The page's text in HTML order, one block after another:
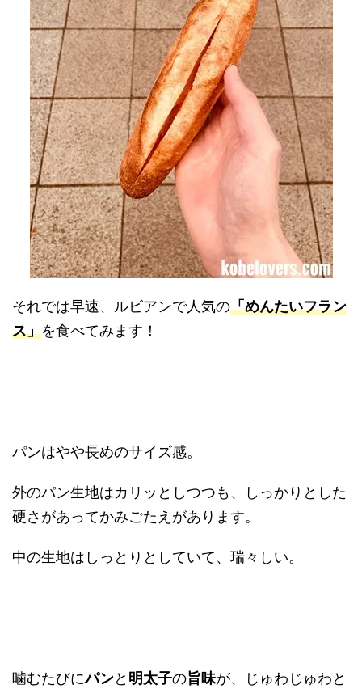
それでは早速、ルビアンで人気の「めんたいフラン
ス」を食べてみます！
パンはやや長めのサイズ感。
外のパン生地はカリッとしつつも、しっかりとした
硬さがあってかみごたえがあります。
中の生地はしっとりとしていて、瑞々しい。
噛むたびにパンと 明太子の旨味が、じゅわじゅわと